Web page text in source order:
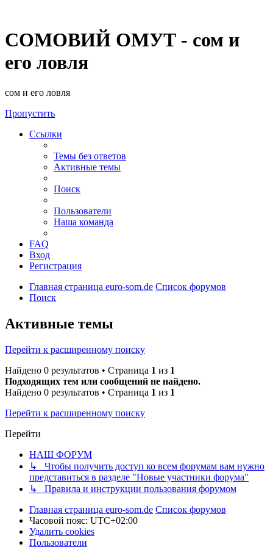
СОМОВИЙ ОМУТ - сом и
его ловля
сом и его ловля
Пропустить
Ссылки
Темы без ответов
Активные темы
Поиск
Пользователи
Наша команда
FAQ
Вход
Регистрация
Главная страница euro-som.de Список форумов
Поиск
Активные темы
Перейти к расширенному поиску
Найдено 0 результатов • Страница 1 из 1
Подходящих тем или сообщений не найдено.
Найдено 0 результатов • Страница 1 из 1
Перейти к расширенному поиску
Перейти
НАШ ФОРУМ
↳ Чтобы получить доступ ко всем форумам вам нужно
представиться в разделе "Новые участники форума"
↳ Правила и инструкции пользования форумом
Главная страница euro-som.de Список форумов
Часовой пояс: UTC+02:00
Удалить cookies
Пользователи